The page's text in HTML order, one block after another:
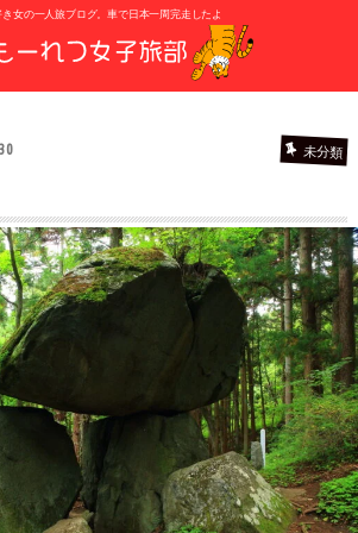
女の一人旅ブログ。車で日本一周完走したよ
未分類